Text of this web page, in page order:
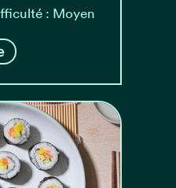
: Moyen